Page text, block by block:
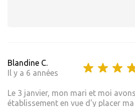
Blandine C.
Il y a 6 années
Le 3 janvier, mon mari et moi
établissement en vue d'y placer